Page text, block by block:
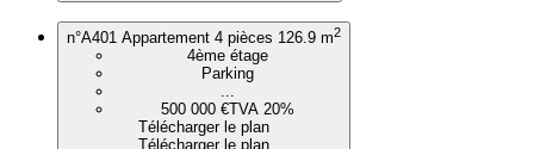
n°A401 Appartement 4 pièces 126.9 m2
4ème étage
Parking
...
500 000 €TVA 20%
Télécharger le plan
Télécharger le plan